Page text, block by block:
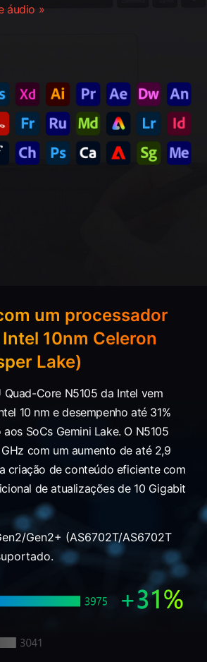
áudio »
um processador
10nm Celeron
Lake)
Quad-Core N5105 da Intel vem
10 nm e desempenho até 31%
SoCs Gemini Lake. O N5105
com um aumento de até 2,9
criação de conteúdo eficiente com
de atualizações de 10 Gigabit
Gen2+ (AS6702T/AS6702T